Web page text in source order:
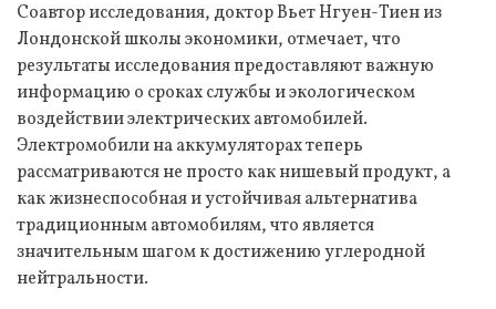
Соавтор исследования, доктор Вьет Нгуен-Тиен из
Лондонской школы экономики, отмечает, что
результаты исследования предоставляют важную
информацию о сроках службы и экологическом
воздействии электрических автомобилей.
Электромобили на аккумуляторах теперь
рассматриваются не просто как нишевый продукт, а
как жизнеспособная и устойчивая альтернатива
традиционным автомобилям, что является
значительным шагом к достижению углеродной
нейтральности.